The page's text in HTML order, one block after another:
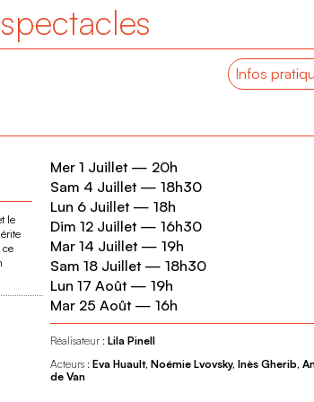
spectacles
Infos
le
ce
Mer 1 Juillet— 20h
Sam 4 Juillet— 18h30
Lun 6 Juillet— 18h
Dim 12 Juillet— 16h30
Mar 14 Juillet— 19h
Sam 18 Juillet— 18h30
Lun 17 Août— 19h
Mar 25 Août— 16h
Réalisateur : Lila Pinell
Acteurs : Eva Huault, Noémie Lvovsky, Inès Gherib,
de Van